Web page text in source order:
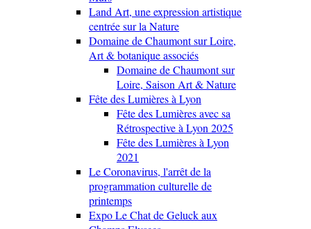
Land Art, une expression artistique
centrée sur la Nature
Domaine de Chaumont sur Loire,
Art & botanique associés
Domaine de Chaumont sur
Loire, Saison Art & Nature
Fête des Lumières à Lyon
Fête des Lumières avec sa
Rétrospective à Lyon 2025
Fête des Lumières à Lyon
2021
Le Coronavirus, l'arrêt de la
programmation culturelle de
printemps
Expo Le Chat de Geluck aux